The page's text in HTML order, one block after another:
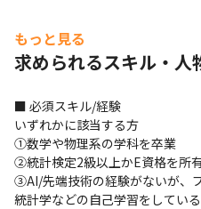
もっと見る
求められるスキル・人
■ 必須スキル/経験
いずれかに該当する方
①数学や物理系の学科を卒業
②統計検定2級以上かE資格を所
③AI/先端技術の経験がないが、
統計学などの自己学習をしている